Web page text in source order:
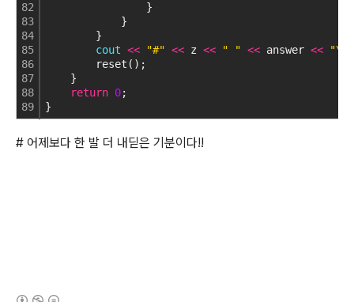
82
83
84
85
86
87
88
89
}
}
}
cout << "#" << z << " " << answer <<
"\n"
reset();
}
return 0;
}
# 어제보다 한 발 더 내딛은 기분이다!!